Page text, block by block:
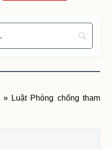
» Luật Phòng chống tham